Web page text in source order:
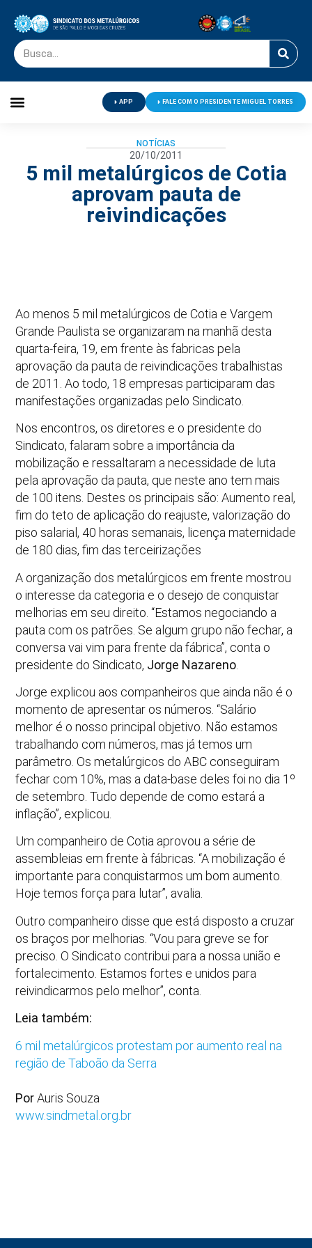
APP FALE COM O PRESIDENTE MIGUEL TORRES
NOTÍCIAS
20/10/2011
5 mil metalúrgicos de Cotia
aprovam pauta de
reivindicações
Ao menos 5 mil metalúrgicos de Cotia e Vargem
Grande Paulista se organizaram na manhã desta
quarta-feira, 19, em frente às fabricas pela
aprovação da pauta de reivindicações trabalhistas
de 2011. Ao todo, 18 empresas participaram das
manifestações organizadas pelo Sindicato.
Nos encontros, os diretores e o presidente do
Sindicato, falaram sobre a importância da
mobilização e ressaltaram a necessidade de luta
pela aprovação da pauta, que neste ano tem mais
de 100 itens. Destes os principais são: Aumento real,
fim do teto de aplicação do reajuste, valorização do
piso salarial, 40 horas semanais, licença maternidade
de 180 dias, fim das terceirizações
A organização dos metalúrgicos em frente mostrou
o interesse da categoria e o desejo de conquistar
melhorias em seu direito. “Estamos negociando a
pauta com os patrões. Se algum grupo não fechar, a
conversa vai vim para frente da fábrica”, conta o
presidente do Sindicato, Jorge Nazareno
Jorge explicou aos companheiros que ainda não é o
momento de apresentar os números. “Salário
melhor é o nosso principal objetivo. Não estamos
trabalhando com números, mas já temos um
parâmetro. Os metalúrgicos do ABC conseguiram
fechar com 10%, mas a data-base deles foi no dia 1º
de setembro. Tudo depende de como estará a
inflação”, explicou.
Um companheiro de Cotia aprovou a série de
assembleias em frente à fábricas. “A mobilização é
importante para conquistarmos um bom aumento.
Hoje temos força para lutar”, avalia.
Outro companheiro disse que está disposto a cruzar
os braços por melhorias. “Vou para greve se for
preciso. O Sindicato contribui para a nossa união e
fortalecimento. Estamos fortes e unidos para
reivindicarmos pelo melhor”, conta.
Leia também:
6 mil metalúrgicos protestam por aumento real na
região de Taboão da Serra
PorAuris Souza
www.sindmetal.org.br